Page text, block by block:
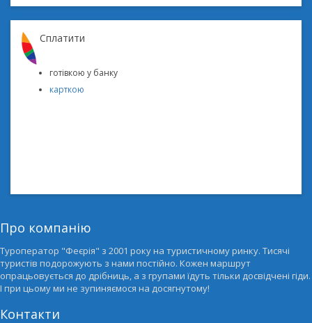
Cплатити
готівкою у банку
карткою
Про компанію
Туроператор "Феєрія" з 2001 року на туристичному ринку. Тисячі
туристів подорожують з нами постійно. Кожен маршрут
опрацьовується до дрібниць, а з групами їдуть тільки досвідчені гіди.
І при цьому ми не зупиняємося на досягнутому!
Контакти